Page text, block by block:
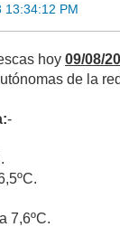
13:34:12 PM
hoy 09/08/
de la
-
7,6ºC.